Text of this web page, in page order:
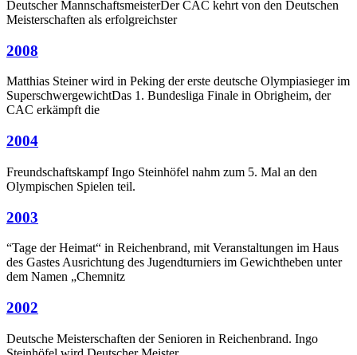
Deutscher MannschaftsmeisterDer CAC kehrt von den Deutschen
Meisterschaften als erfolgreichster
2008
Matthias Steiner wird in Peking der erste deutsche Olympiasieger im
SuperschwergewichtDas 1. Bundesliga Finale in Obrigheim, der
CAC erkämpft die
2004
Freundschaftskampf Ingo Steinhöfel nahm zum 5. Mal an den
Olympischen Spielen teil.
2003
“Tage der Heimat“ in Reichenbrand, mit Veranstaltungen im Haus
des Gastes Ausrichtung des Jugendturniers im Gewichtheben unter
dem Namen „Chemnitz
2002
Deutsche Meisterschaften der Senioren in Reichenbrand. Ingo